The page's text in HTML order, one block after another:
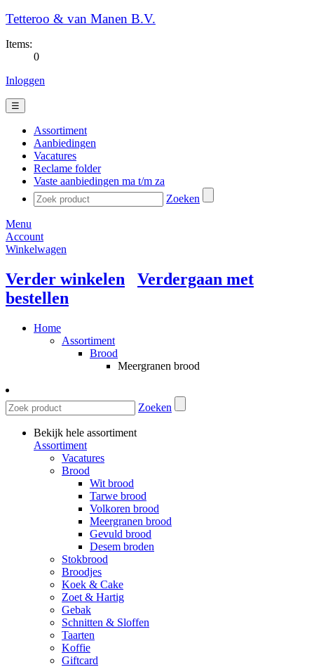
Tetteroo & van Manen B.V.
Items:
0
Inloggen
☰
Assortiment
Aanbiedingen
Vacatures
Reclame folder
Vaste aanbiedingen ma t/m za
Zoeken
Menu
Account
Winkelwagen
Verder winkelen
Verdergaan met
bestellen
Home
Assortiment
Brood
Meergranen brood
Zoeken
Bekijk hele assortiment
Assortiment
Vacatures
Brood
Wit brood
Tarwe brood
Volkoren brood
Meergranen brood
Gevuld brood
Desem broden
Stokbrood
Broodjes
Koek & Cake
Zoet & Hartig
Gebak
Schnitten & Sloffen
Taarten
Koffie
Giftcard